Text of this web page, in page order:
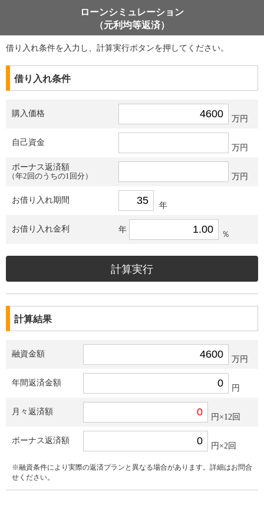
ローンシミュレーション
（元利均等返済）
借り入れ条件を入力し、計算実行ボタンを押してください。
借り入れ条件
購入価格
万円
自己資金
万円
ボーナス返済額
（年2回のうちの1回分）
万円
お借り入れ期間
年
お借り入れ金利 年
％
計算結果
融資金額
万円
年間返済金額
円
月々返済額
円×12回
ボーナス返済額
円×2回
※融資条件により実際の返済プランと異なる場合があります。詳細はお問合
せください。